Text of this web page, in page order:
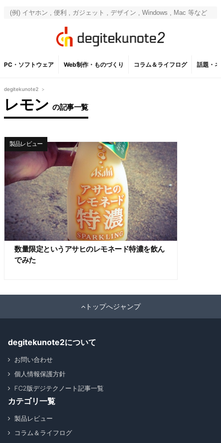
PC・ソフトウェア Web制作・ものづくり コラム＆ライフログ 話題・
degitekunote2 >
レモン の記事一覧
数量限定というアサヒのレモネード特濃を飲ん
でみた
製品レビュー
トップへジャンプ
degitekunote2について
お問い合わせ
個人情報保護方針
FC2版デジテクノート記事一覧
カテゴリ一覧
製品レビュー
コラム＆ライフログ